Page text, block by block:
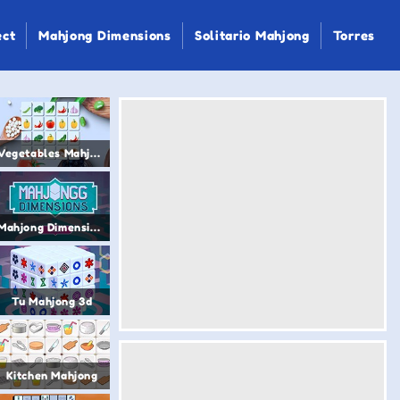
Mahjong Dimensions Solitario Mahjong Torres
Vegetables Mahjong Connect
Mahjong Dimensions 2
Tu Mahjong 3d
Kitchen Mahjong